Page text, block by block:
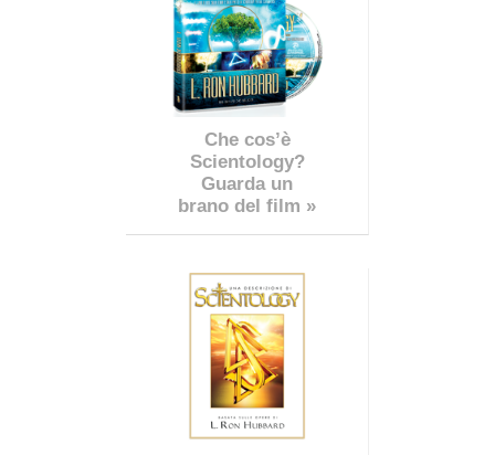
Che cos’è
Scientology?
Guarda un
brano del film »